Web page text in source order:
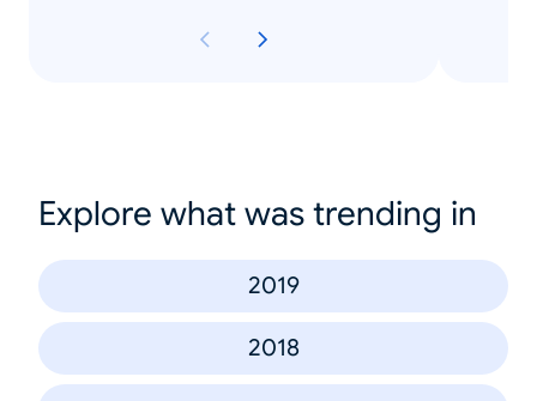
Explore what was trending in
2019
2018